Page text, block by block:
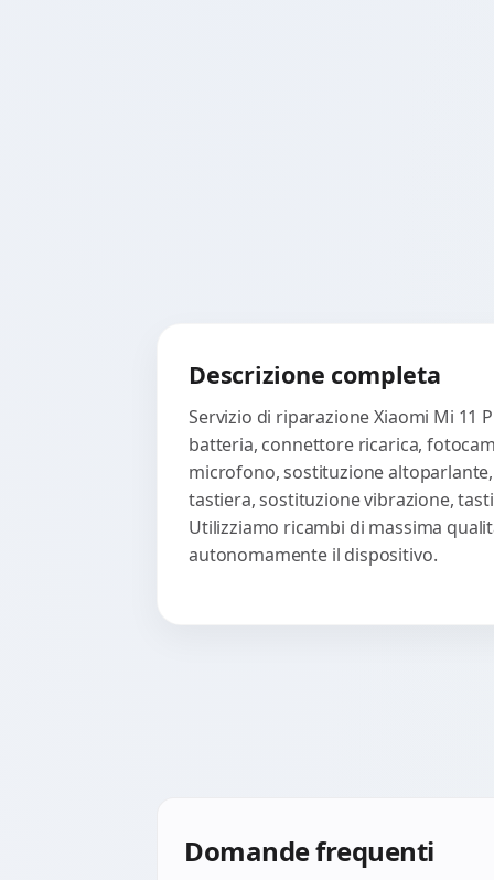
Descrizione completa
Servizio di riparazione Xiaomi Mi 11
batteria, connettore ricarica,
microfono, sostituzione
tastiera, sostituzione vibrazione,
Utilizziamo ricambi di massima
autonomamente il dispositivo.
Domande frequenti